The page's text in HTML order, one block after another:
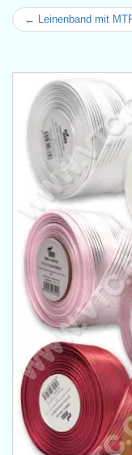
← Leinenband mit